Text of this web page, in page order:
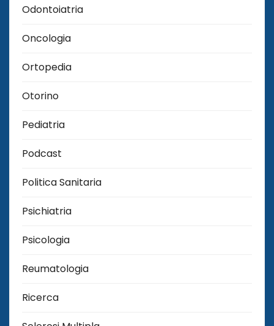
Odontoiatria
Oncologia
Ortopedia
Otorino
Pediatria
Podcast
Politica Sanitaria
Psichiatria
Psicologia
Reumatologia
Ricerca